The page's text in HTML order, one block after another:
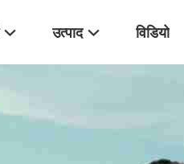
उत्पाद विडियो